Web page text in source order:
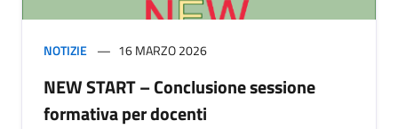
NOTIZIE 16 MARZO 2026
NEW START – Conclusione sessione
formativa per docenti